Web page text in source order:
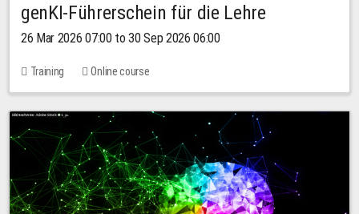
genKI-Führerschein für die Lehre
26 Mar 2026 07:00 to 30 Sep 2026 06:00
Training Online course